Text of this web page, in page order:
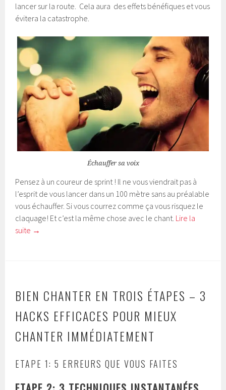
lancer sur la route. Cela aura des effets bénéfiques et vous
évitera la catastrophe.
Échauffer sa voix
Pensez à un coureur de sprint ! Il ne vous viendrait pas à
l’esprit de vous lancer dans un 100 mètre sans au préalable
vous échauffer. Si vous courrez comme ça vous risquez le
claquage! Et c’est la même chose avec le chant. Lire la
suite →
BIEN CHANTER EN TROIS ÉTAPES – 3
HACKS EFFICACES POUR MIEUX
CHANTER IMMÉDIATEMENT
ETAPE 1: 5 ERREURS QUE VOUS FAITES